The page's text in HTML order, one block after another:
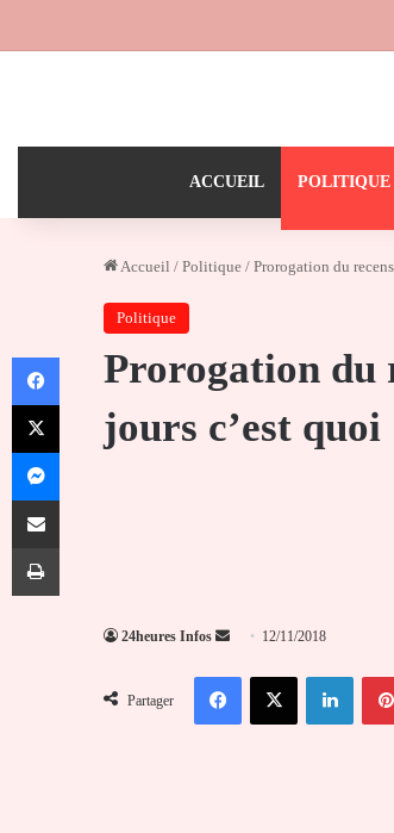
ACCUEIL POLITIQUE
Accueil / Politique / Prorogation du
Politique
Prorogation du
jours c’est quoi
24heures Infos
Envoyer
courriel
12/11/2018
Partager
FacebookX
Facebook
X
Messenger
Partager par email